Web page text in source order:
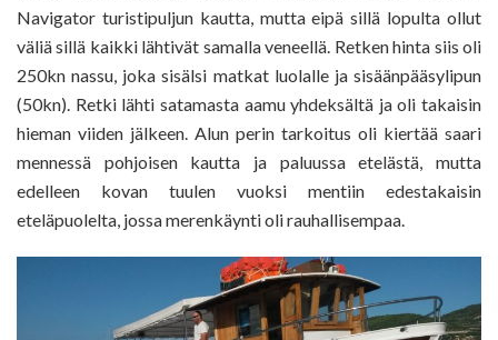
Navigator turistipuljun kautta, mutta eipä sillä lopulta ollut
väliä sillä kaikki lähtivät samalla veneellä. Retken hinta siis oli
250kn nassu, joka sisälsi matkat luolalle ja sisäänpääsylipun
(50kn). Retki lähti satamasta aamu yhdeksältä ja oli takaisin
hieman viiden jälkeen. Alun perin tarkoitus oli kiertää saari
mennessä pohjoisen kautta ja paluussa etelästä, mutta
edelleen kovan tuulen vuoksi mentiin edestakaisin
eteläpuolelta, jossa merenkäynti oli rauhallisempaa.